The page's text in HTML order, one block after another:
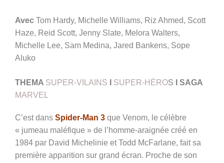
Avec Tom Hardy, Michelle Williams, Riz Ahmed, Scott
Haze, Reid Scott, Jenny Slate, Melora Walters,
Michelle Lee, Sam Medina, Jared Bankens, Sope
Aluko
THEMA SUPER-VILAINS SUPER-HÉROS
I SAGA
MARVEL
C’est dans Spider-Man 3 que Venom, le célèbre
« jumeau maléfique » de l’homme-araignée créé en
1984 par David Michelinie et Todd McFarlane, fait sa
première apparition sur grand écran. Proche de son